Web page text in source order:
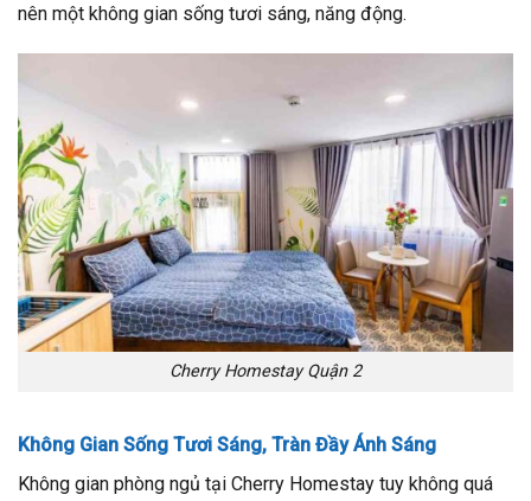
nên một không gian sống tươi sáng, năng động.
Cherry Homestay Quận 2
Không Gian Sống Tươi Sáng, Tràn Đầy Ánh Sáng
Không gian phòng ngủ tại Cherry Homestay tuy không quá